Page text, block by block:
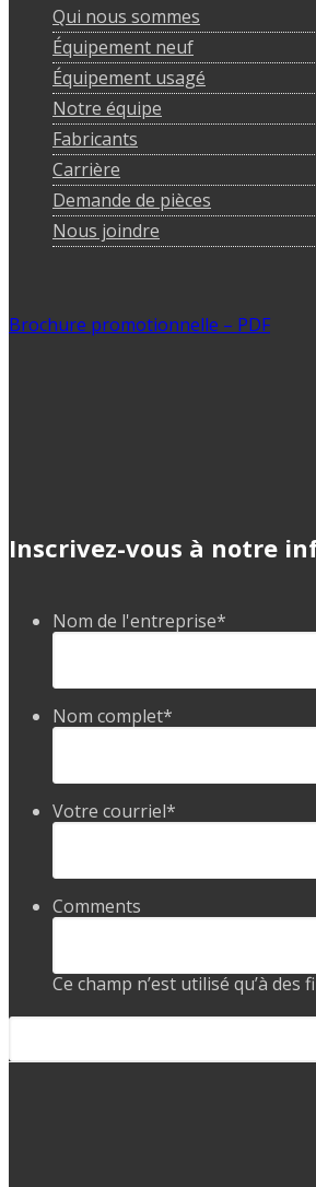
Qui nous sommes
Équipement neuf
Équipement usagé
Notre équipe
Fabricants
Carrière
Demande de pièces
Nous joindre
Brochure promotionnelle – PDF
Inscrivez-vous à notre
Nom de l'entreprise*
Nom complet*
Votre courriel*
Comments
Ce champ n’est utilisé qu’à